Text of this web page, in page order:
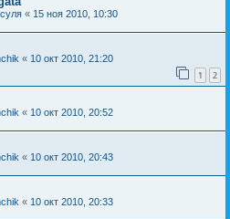
« 15 ноя 2010, 10:30
« 10 окт 2010, 21:20
1 2
« 10 окт 2010, 20:52
« 10 окт 2010, 20:43
« 10 окт 2010, 20:33